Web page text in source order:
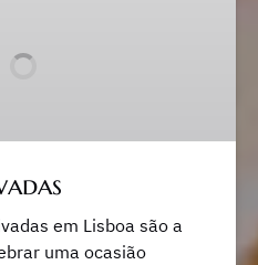
em Lisboa são a
uma ocasião